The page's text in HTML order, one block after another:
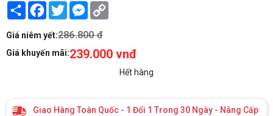
Share Facebook
TwitterMessenger
Giá niêm yết:286.800 đ
Giá khuyến mãi:239.000 vnđ
Hết hàng
Giao Hàng Toàn Quốc - 1 Đổi 1 Trong 30 Ngày - Nâng Cấp